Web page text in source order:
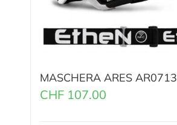
MASCHERA ARES AR0713
CHF 107.00